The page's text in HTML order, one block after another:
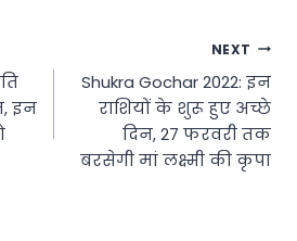
इन
NEXT
Shukra Gochar 2022: इन
राशियों के शुरू हुए अच्छे
दिन, 27 फरवरी तक
बरसेगी मां लक्ष्मी की कृपा